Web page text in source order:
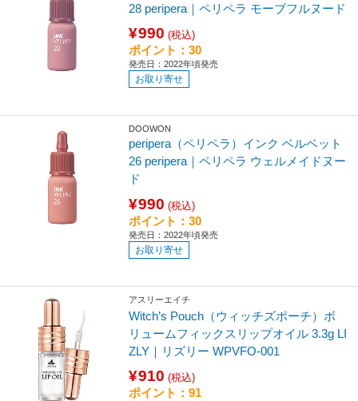
28 peripera｜ペリペラ モーブフルヌード
¥990 (税込)
ポイント：30
発売日：2022年頃発売
お取り寄せ
DOOWON
peripera（ペリペラ）インク ベルベット
26 peripera｜ペリペラ ウェルメイドヌー
ド
¥990 (税込)
ポイント：30
発売日：2022年頃発売
お取り寄せ
アスリーエイチ
Witch’s Pouch（ウィッチズポーチ）ボ
リュームフィックスリップオイル 3.3g LI
ZLY｜リズリー WPVFO-001
¥910 (税込)
ポイント：91